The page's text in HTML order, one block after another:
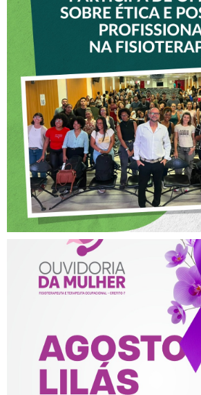
VICE-
CREFITO-7
OFICINA SOBRE
POSTURA
NA
AGOSTO LILÁS –
PROTEGER E
VIOLÊNCIA
MULHER